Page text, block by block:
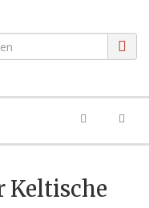
Keltische